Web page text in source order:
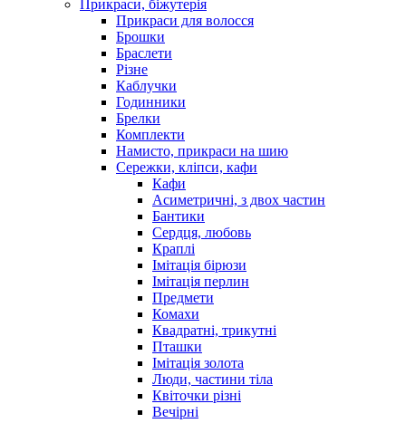
Прикраси, біжутерія
Прикраси для волосся
Брошки
Браслети
Різне
Каблучки
Годинники
Брелки
Комплекти
Намисто, прикраси на шию
Сережки, кліпси, кафи
Кафи
Асиметричні, з двох частин
Бантики
Сердця, любовь
Краплі
Імітація бірюзи
Імітація перлин
Предмети
Комахи
Квадратні, трикутні
Пташки
Імітація золота
Люди, частини тіла
Квіточки різні
Вечірні